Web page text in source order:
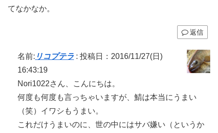
てなかなか。
返信
名前: リコプテラ : 投稿日：2016/11/27(日)
16:43:19
Nori1022さん、こんにちは。
何度も何度も言っちゃいますが、鯖は本当にうまい
（笑）イワシもうまい。
これだけうまいのに、世の中にはサバ嫌い（というか